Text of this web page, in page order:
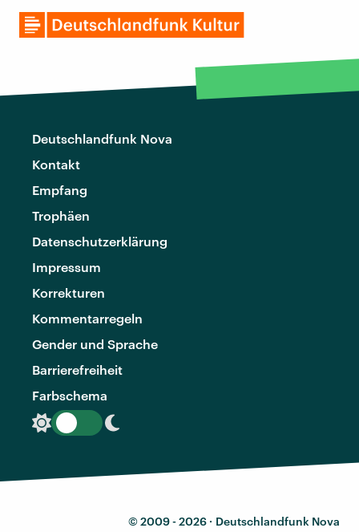
Deutschlandfunk Nova
Kontakt
Empfang
Trophäen
Datenschutzerklärung
Impressum
Korrekturen
Kommentarregeln
Gender und Sprache
Barrierefreiheit
Farbschema
© 2009 - 2026 · Deutschlandfunk Nova